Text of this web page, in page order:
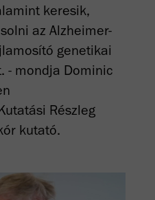
keresik,
az Alzheimer-
genetikai
- mondja Dominic
Részleg
kutató.